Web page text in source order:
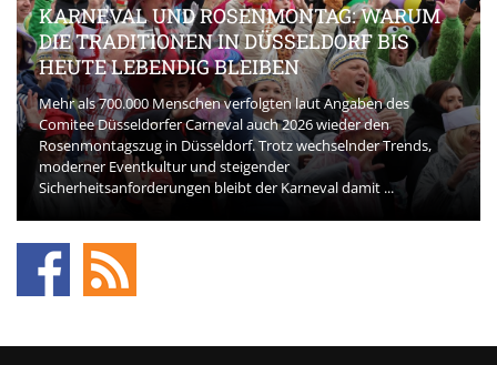
KARNEVAL UND ROSENMONTAG: WARUM
DIE TRADITIONEN IN DÜSSELDORF BIS
HEUTE LEBENDIG BLEIBEN
Mehr als 700.000 Menschen verfolgten laut Angaben des
Comitee Düsseldorfer Carneval auch 2026 wieder den
Rosenmontagszug in Düsseldorf. Trotz wechselnder Trends,
moderner Eventkultur und steigender
Sicherheitsanforderungen bleibt der Karneval damit ...